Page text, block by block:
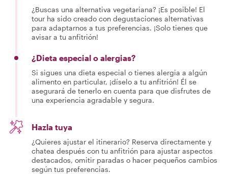
¿Buscas una alternativa vegetariana? ¡Es posible! El
tour ha sido creado con degustaciones alternativas
para adaptarnos a tus preferencias. ¡Solo tienes que
avisar a tu anfitrión!
¿Dieta especial o alergias?
Si sigues una dieta especial o tienes alergia a algún
alimento en particular, ¡díselo a tu anfitrión! Él se
asegurará de tenerlo en cuenta para que disfrutes de
una experiencia agradable y segura.
Hazla tuya
¿Quieres ajustar el itinerario? Reserva directamente y
chatea después con tu anfitrión para ajustar aspectos
destacados, omitir paradas o hacer pequeños cambios
según tus preferencias.